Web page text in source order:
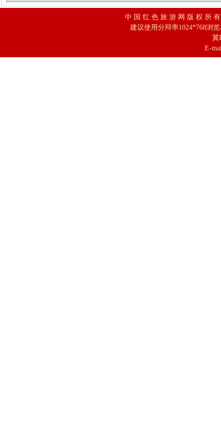
中 国 红 色 旅 游 网 版 权 所
建议使用分辩率1024*768浏
冀
E-